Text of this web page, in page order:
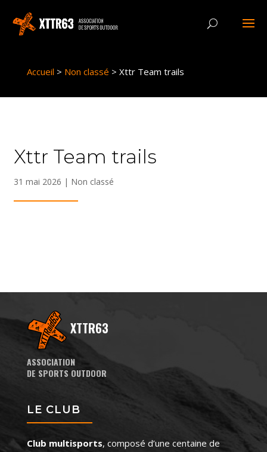
Accueil > Non classé > Xttr Team trails
Xttr Team trails
31 mai 2026 | Non classé
XTTR63
ASSOCIATION
DE SPORTS OUTDOOR
LE CLUB
Club multisports, composé d’une centaine de